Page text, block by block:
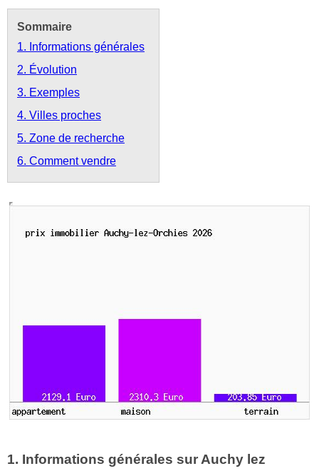
Sommaire
1. Informations générales
2. Évolution
3. Exemples
4. Villes proches
5. Zone de recherche
6. Comment vendre
1. Informations générales sur Auchy lez